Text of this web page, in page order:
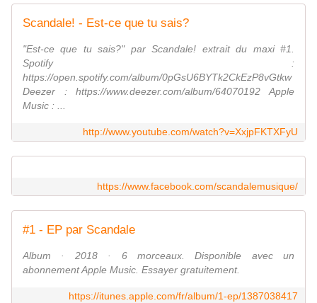
Scandale! - Est-ce que tu sais?
"Est-ce que tu sais?" par Scandale! extrait du maxi #1.
Spotify :
https://open.spotify.com/album/0pGsU6BYTk2CkEzP8vGtkw
Deezer : https://www.deezer.com/album/64070192 Apple
Music : ...
http://www.youtube.com/watch?v=XxjpFKTXFyU
https://www.facebook.com/scandalemusique/
‎#1 - EP par Scandale
‎Album · 2018 · 6 morceaux. Disponible avec un
abonnement Apple Music. Essayer gratuitement.
https://itunes.apple.com/fr/album/1-ep/1387038417